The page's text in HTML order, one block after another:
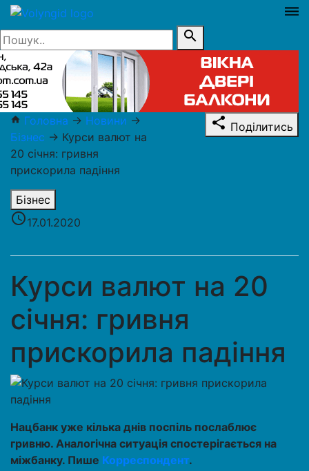
dehaze
search
home Головна → Новини →
Бізнес → Курси валют на
20 січня: гривня
прискорила падіння
Бізнес
access_time17.01.2020
share Поділитись
Курси валют на 20
січня: гривня
прискорила падіння
Нацбанк уже кілька днів поспіль послаблює
гривню. Аналогічна ситуація спостерігається на
міжбанку. Пише Корреспондент.